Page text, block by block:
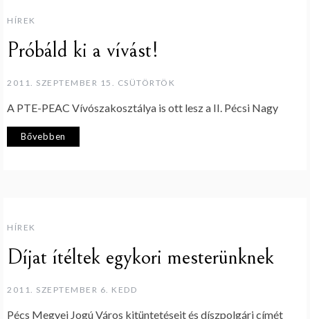
HÍREK
Próbáld ki a vívást!
2011. SZEPTEMBER 15. CSÜTÖRTÖK
A PTE-PEAC Vívószakosztálya is ott lesz a II. Pécsi Nagy
Bővebben
HÍREK
Díjat ítéltek egykori mesterünknek
2011. SZEPTEMBER 6. KEDD
Pécs Megyei Jogú Város kitüntetéseit és díszpolgári címét